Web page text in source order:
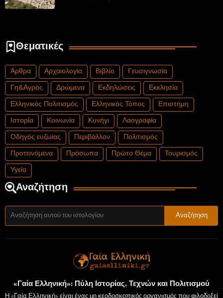
Θεματικές
Άρθρα Αρχαιολογία Βιβλίο Γευσιγνωσία
Γη&Αγρός Δρώμενα Εκδηλώσεις Εκκλησία
Ελληνικός Πολιτισμός Ελληνικός Τόπος Επιστήμη
Ιστορία Κοινωνία Κυνήγι Λαογραφία
Οδηγός ευζωίας Περιβάλλον Πολιτισμός
Προτεινόμενα Πρόσωπα Πρώτο Θέμα Τουρισμός
Υγεία
Αναζήτηση
«Γαία Ελληνική»: Πύλη Ιστορίας, Τεχνών και Πολιτισμού
Η «Γαία Ελληνική» είναι ένας μη κερδοσκοπικός οργανισμός που φιλοδοξεί